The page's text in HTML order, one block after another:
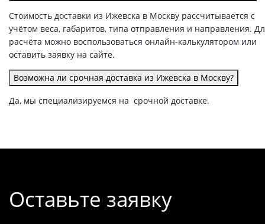
Стоимость доставки из Ижевска в Москву рассчитывается с
учётом веса, габаритов, типа отправления и направления.
расчёта можно воспользоваться онлайн-калькулятором или
оставить заявку на сайте.
Возможна ли срочная доставка из Ижевска в Москву?
Да, мы специализируемся на срочной доставке.
Оставьте заявку